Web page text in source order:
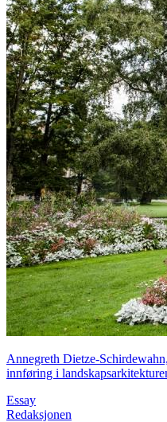
Annegreth Dietze-
innføring i
Essay
Redaksjonen